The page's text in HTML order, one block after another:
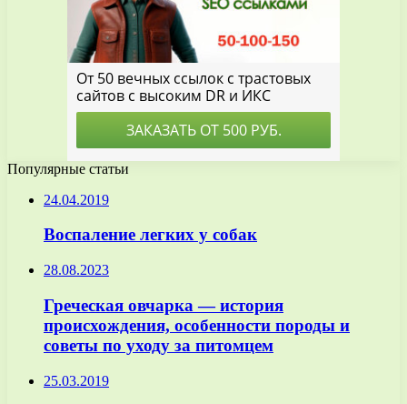
Популярные статьи
24.04.2019
Воспаление легких у собак
28.08.2023
Греческая овчарка — история
происхождения, особенности породы и
советы по уходу за питомцем
25.03.2019